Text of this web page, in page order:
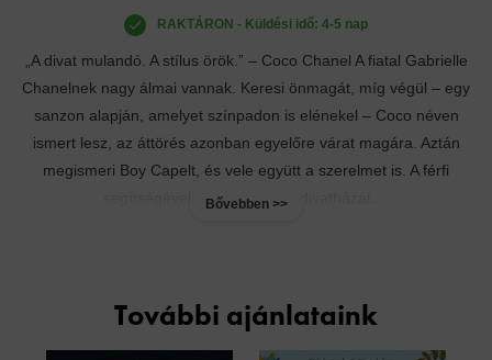
„A divat mulandó. A stílus örök.” – Coco Chanel A fiatal Gabrielle
Chanelnek nagy álmai vannak. Keresi önmagát, míg végül – egy
sanzon alapján, amelyet színpadon is elénekel – Coco néven
ismert lesz, az áttörés azonban egyelőre várat magára. Aztán
megismeri Boy Capelt, és vele együtt a szerelmet is. A férfi
segítségével megnyitja első divatházát,...
Bővebben >>
RAKTÁRON - Küldési idő: 4-5 nap
További ajánlataink